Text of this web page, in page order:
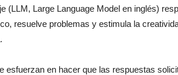
(LLM, Large Language Model en inglés)
resuelve problemas y estimula la
esfuerzan en hacer que las respuestas